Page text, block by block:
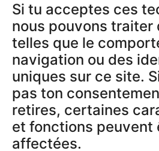
Si tu acceptes ces
nous pouvons traiter
telles que le
navigation ou des
uniques sur ce site.
pas ton
retires, certaines
et fonctions peuvent
affectées.
RECHTLICHES
AGB
Datenschutzerklärung
Impressum
Widerrufsbelehrung
Datenschutz App
SUPPORT & INFOS